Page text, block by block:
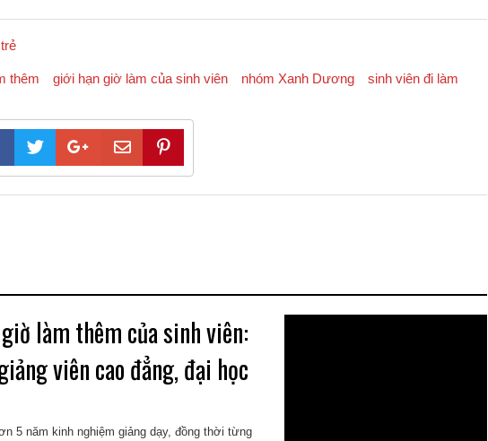
thêm giới hạn giờ làm của sinh viên nhóm Xanh Dương
sinh viên đi làm
làm thêm của sinh viên:
viên cao đẳng, đại học
5 năm kinh nghiệm giảng dạy, đồng thời từng